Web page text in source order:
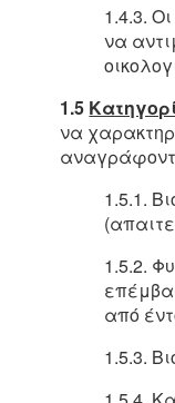
1.4.3.
να
1.5
να
1.5.1.
1.5.2.
από
1.5.3.